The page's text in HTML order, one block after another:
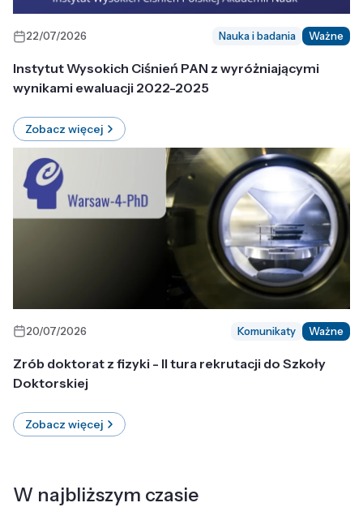
22/07/2026 Nauka i badania Ważne
Instytut Wysokich Ciśnień PAN z wyróżniającymi
wynikami ewaluacji 2022-2025
Zobacz więcej
20/07/2026 Komunikaty Ważne
Zrób doktorat z fizyki - II tura rekrutacji do Szkoły
Doktorskiej
Zobacz więcej
W najbliższym czasie